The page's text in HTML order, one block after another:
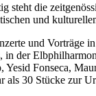
die
und
und Vorträge
in der
Fonseca,
als 30 Stücke zur